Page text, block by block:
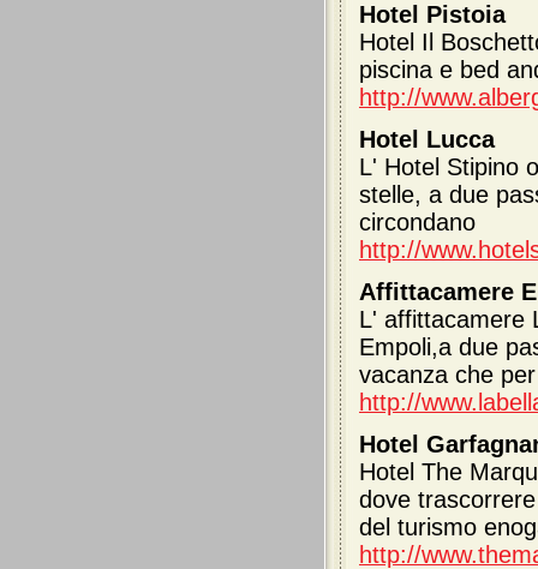
Hotel Pistoia
Hotel Il
piscina e bed
http://
Hotel Lucca
L' Hotel Stipino
stelle, a due
circondano
http://
Affittacamere
L' affittacamere
Empoli,a due
vacanza che
http://
Hotel
Hotel The
dove
del turismo
http://